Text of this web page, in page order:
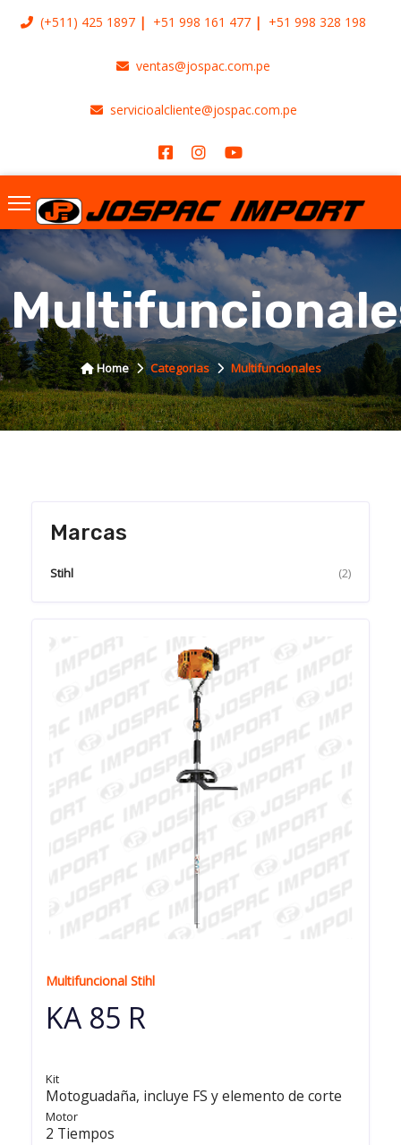
(+511) 425 1897 +51 998 161 477 +51 998 328 198
ventas@jospac.com.pe
servicioalcliente@jospac.com.pe
Home Categorias Multifuncionales
Marcas
Stihl (2)
Multifuncional Stihl
KA 85 R
Kit
Motoguadaña, incluye FS y elemento de corte
Motor
2 Tiempos